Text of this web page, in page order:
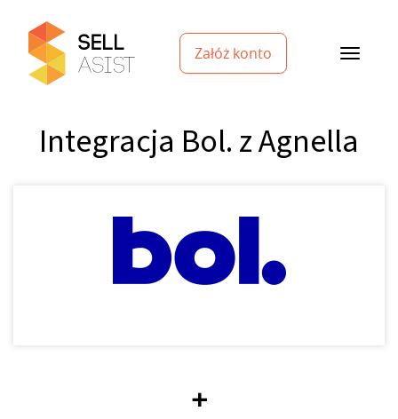
Załóż konto
Integracja Bol. z Agnella
+